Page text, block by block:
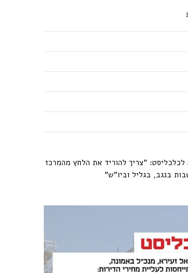
לכלכליסט: "צריך להוריד את הלחץ מהמרכז
בנגב, בגליל וביו"ש"